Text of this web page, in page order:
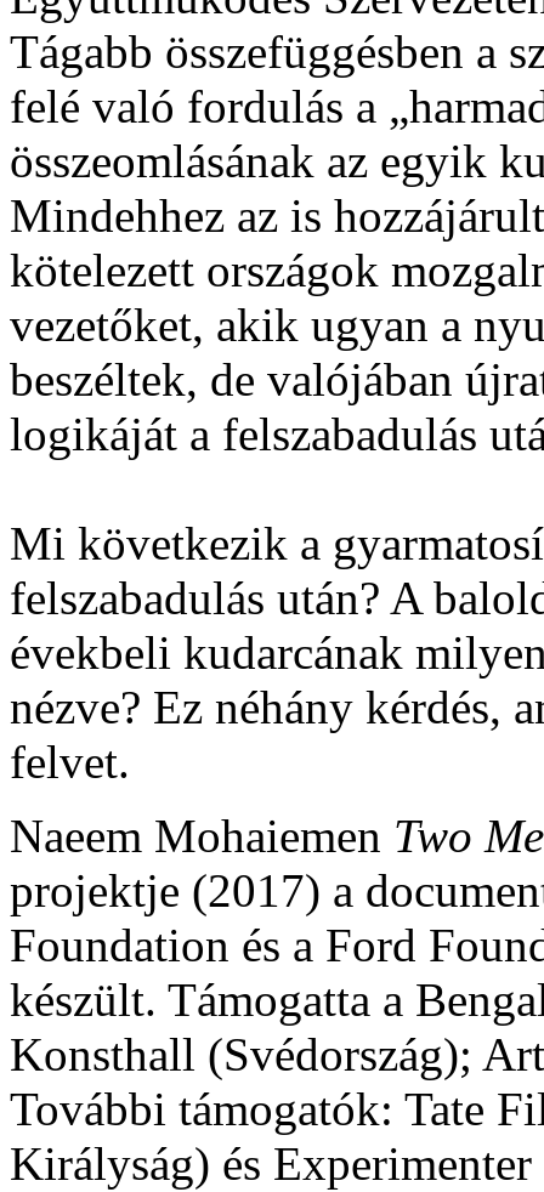
Tágabb összefüggésben a
felé való fordulás a
összeomlásának az egyik
Mindehhez az is
kötelezett országok
vezetőket, akik ugyan a
beszéltek, de valójában
logikáját a felszabadulás
Mi következik a
felszabadulás után? A
évekbeli kudarcának
nézve? Ez néhány kérdés,
felvet.
Naeem Mohaiemen Two
projektje (2017) a
Foundation és a Ford
készült. Támogatta a
Konsthall (Svédország);
További támogatók: Tate
Királyság) és